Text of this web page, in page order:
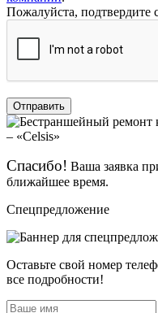
Пожалуйста, подтвердите
Отправить
Спасибо! Ваша заявка
ближайшее время.
Спецпредложение
Оставьте свой номер
все подробности!